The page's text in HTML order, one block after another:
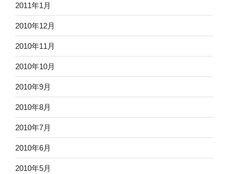
2011年1月
2010年12月
2010年11月
2010年10月
2010年9月
2010年8月
2010年7月
2010年6月
2010年5月